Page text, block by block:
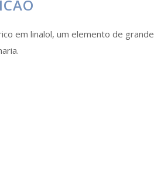
em linalol, um elemento de grande